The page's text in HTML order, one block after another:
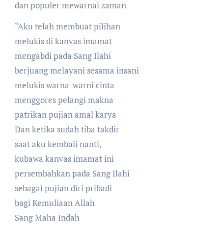
dan populer mewarnai zaman
“Aku telah membuat pilihan
melukis di kanvas imamat
mengabdi pada Sang Ilahi
berjuang melayani sesama insani
melukis warna-warni cinta
menggores pelangi makna
patrikan pujian amal karya
Dan ketika sudah tiba takdir
saat aku kembali nanti,
kubawa kanvas imamat ini
persembahkan pada Sang Ilahi
sebagai pujian diri pribadi
bagi Kemuliaan Allah
Sang Maha Indah